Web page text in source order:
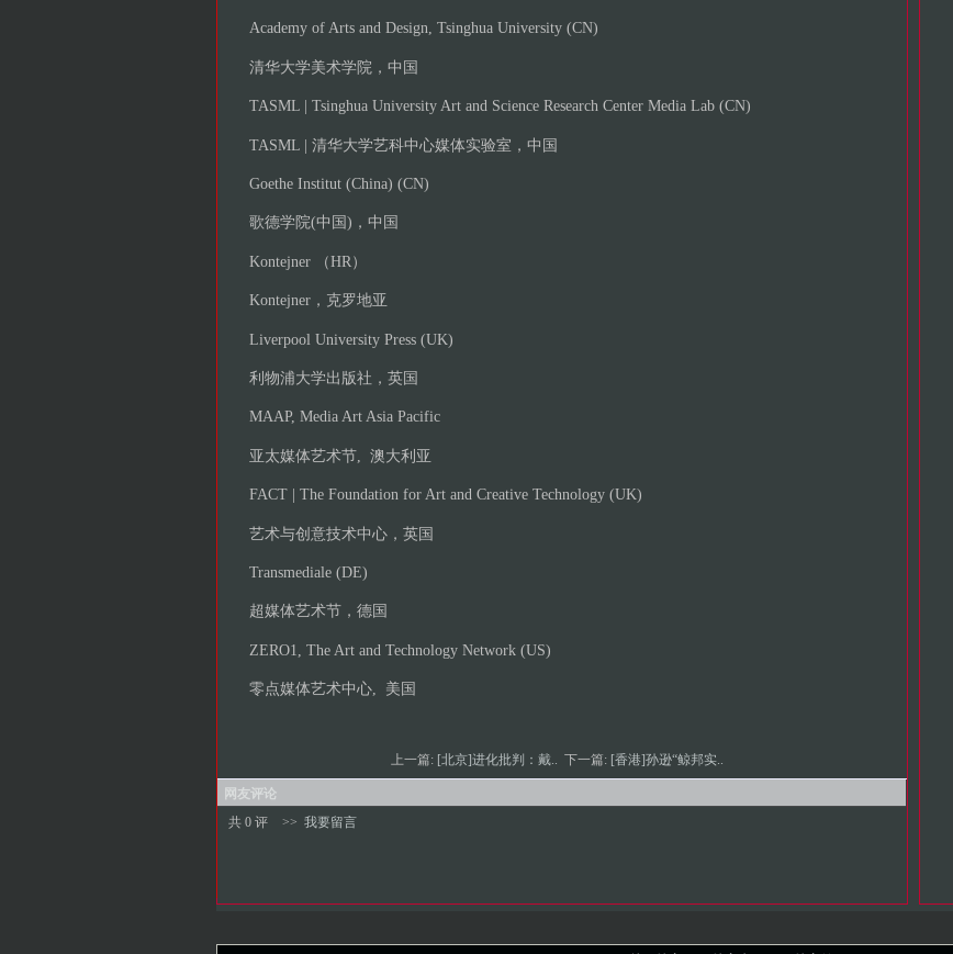
Academy of Arts and Design, Tsinghua University (CN)
清华大学美术学院，中国
TASML | Tsinghua University Art and Science Research Center Media Lab (CN)
TASML | 清华大学艺科中心媒体实验室，中国
Goethe Institut (China) (CN)
歌德学院(中国)，中国
Kontejner （HR）
Kontejner，克罗地亚
Liverpool University Press (UK)
利物浦大学出版社，英国
MAAP, Media Art Asia Pacific
亚太媒体艺术节, 澳大利亚
FACT | The Foundation for Art and Creative Technology (UK)
艺术与创意技术中心，英国
Transmediale (DE)
超媒体艺术节，德国
ZERO1, The Art and Technology Network (US)
零点媒体艺术中心, 美国
上一篇: [北京]进化批判：戴.. 下一篇: [香港]孙逊“鲸邦实..
网友评论
共 0 评
>> 我要留言